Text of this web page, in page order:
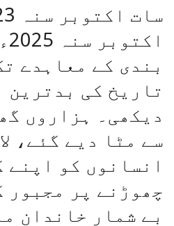
بندی کے معاہدے
تاریخ کی بدترین
دیکھی۔ ہزاروں
سے مٹا دیے گئے،
انسانوں کو اپنے
چھوڑنے پر مجبور
بے شمار خاندان